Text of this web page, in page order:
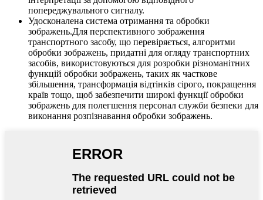
попереджувального сигналу.
Удосконалена система отримання та обробки
зображень.Для перспективного зображення
транспортного засобу, що перевіряється, алгоритми
обробки зображень, придатні для огляду транспортних
засобів, використовуються для розробки різноманітних
функцій обробки зображень, таких як часткове
збільшення, трансформація відтінків сірого, покращення
країв тощо, щоб забезпечити широкі функції обробки
зображень для полегшення персонал служби безпеки для
виконання розпізнавання обробки зображень.